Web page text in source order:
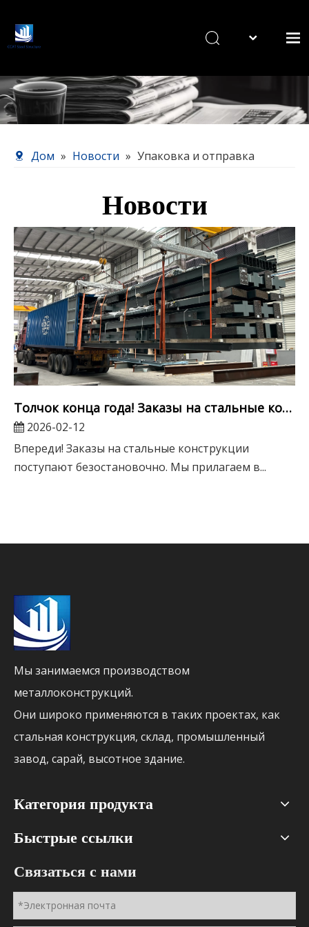
Продукты
О нас
Связаться с нами
Дом » Новости » Упаковка и отправка
Новости
Толчок конца года! Заказы на стальные конструкции доставляются без остановок. Мы делаем все возможное, чтобы успешно завершить работу перед праздником
2026-02-12
Впереди! Заказы на стальные конструкции
поступают безостановочно. Мы прилагаем в...
Мы занимаемся производством
металлоконструкций.
Они широко применяются в таких проектах, как
стальная конструкция, склад, промышленный
завод, сарай, высотное здание.
Категория продукта
Быстрые ссылки
Связаться с нами